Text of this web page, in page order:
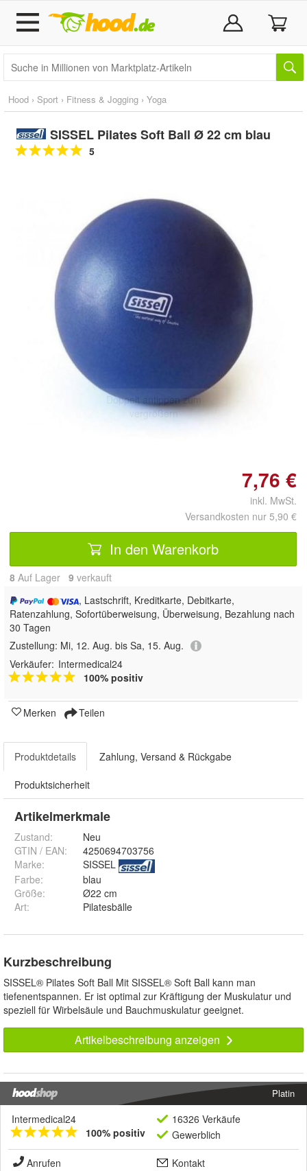
Hood › Sport › Fitness & Jogging › Yoga
SISSEL Pilates Soft Ball Ø 22 cm blau
5
Doppelt antippen zum
vergrößern
7,76 €
inkl. MwSt.
Versandkosten nur 5,90 €
In den Warenkorb
8 Auf Lager 9 verkauft
, Lastschrift, Kreditkarte, Debitkarte,
Ratenzahlung, Sofortüberweisung, Überweisung, Bezahlung nach
30 Tagen
Zustellung: Mi, 12. Aug. bis Sa, 15. Aug.
Verkäufer: Intermedical24
100% positiv
Merken Teilen
Produktdetails Zahlung, Versand & Rückgabe
Produktsicherheit
Artikelmerkmale
Zustand:
Neu
GTIN / EAN:
4250694703756
Marke:
SISSEL
Farbe:
blau
Größe:
Ø22 cm
Art: Pilatesbälle
Kurzbeschreibung
SISSEL® Pilates Soft Ball Mit SISSEL® Soft Ball kann man
tiefenentspannen. Er ist optimal zur Kräftigung der Muskulatur und
speziell für Wirbelsäule und Bauchmuskulatur geeignet.
Artikelbeschreibung anzeigen
Platin
Intermedical24
100% positiv
16326 Verkäufe
Gewerblich
Anrufen
Kontakt